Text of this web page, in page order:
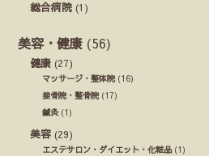
総合病院 (1)
美容・健康 (56)
健康 (27)
マッサージ・整体院(16)
接骨院・整骨院(17)
鍼灸(1)
美容 (29)
エステサロン・ダイエット・化粧品 (1)